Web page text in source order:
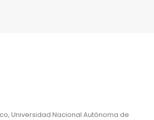
Universidad Nacional Autónoma de